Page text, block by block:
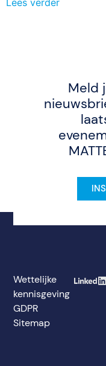
Lees verder
Meld
Wettelijke
kennisgeving
GDPR
Sitemap